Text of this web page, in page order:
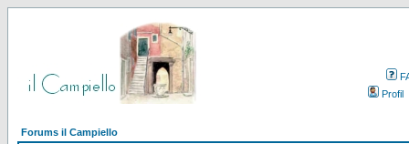
Profil
Forums il Campiello